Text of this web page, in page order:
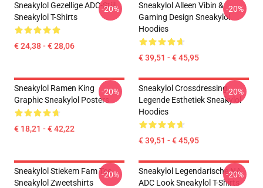
Sneakylol Gezellige ADC-Stijl
Sneakylol T-Shirts
€ 24,38 - € 28,06
-20%
Sneakylol Alleen Vibin &
Gaming Design Sneakylol
Hoodies
€ 39,51 - € 45,95
-20%
Sneakylol Ramen King
Graphic Sneakylol Posters
€ 18,21 - € 42,22
-20%
Sneakylol Crossdressing
Legende Esthetiek Sneakylol
Hoodies
€ 39,51 - € 45,95
-20%
Sneakylol Stiekem Fam Tee
Sneakylol Zweetshirts
-20%
Sneakylol Legendarische NA
ADC Look Sneakylol T-Shirts
-20%